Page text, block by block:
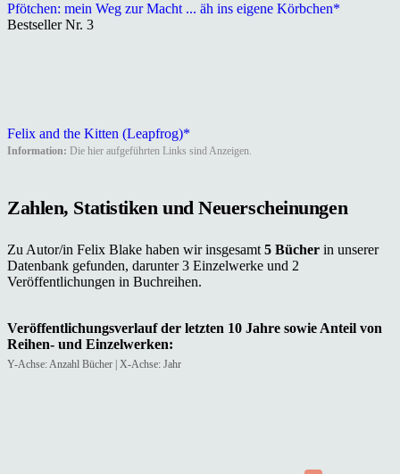
Pfötchen: mein Weg zur Macht ... äh ins eigene Körbchen*
Bestseller Nr. 3
Felix and the Kitten (Leapfrog)*
Information: Die hier aufgeführten Links sind Anzeigen.
Zahlen, Statistiken und Neuerscheinungen
Zu Autor/in Felix Blake haben wir insgesamt 5 Bücher in unserer
Datenbank gefunden, darunter 3 Einzelwerke und 2
Veröffentlichungen in Buchreihen.
Veröffentlichungsverlauf der letzten 10 Jahre sowie Anteil von
Reihen- und Einzelwerken:
Y-Achse: Anzahl Bücher | X-Achse: Jahr